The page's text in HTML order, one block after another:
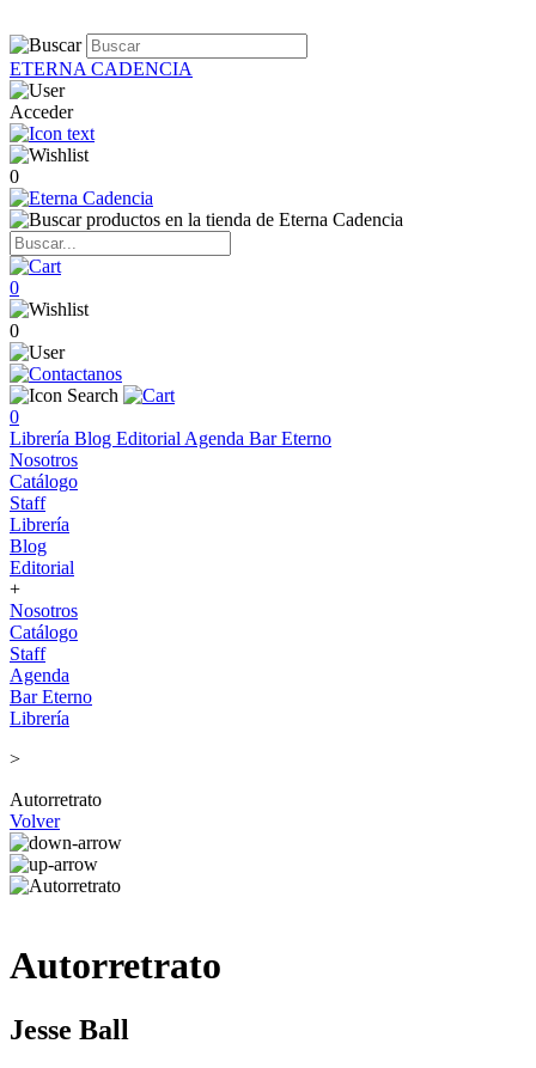
ETERNA CADENCIA
Acceder
0
0
0
0
Librería Blog Editorial Agenda Bar Eterno
Nosotros
Catálogo
Staff
Librería
Blog
Editorial
+
Nosotros
Catálogo
Staff
Agenda
Bar Eterno
Librería
>
Autorretrato
Volver
Autorretrato
Jesse Ball